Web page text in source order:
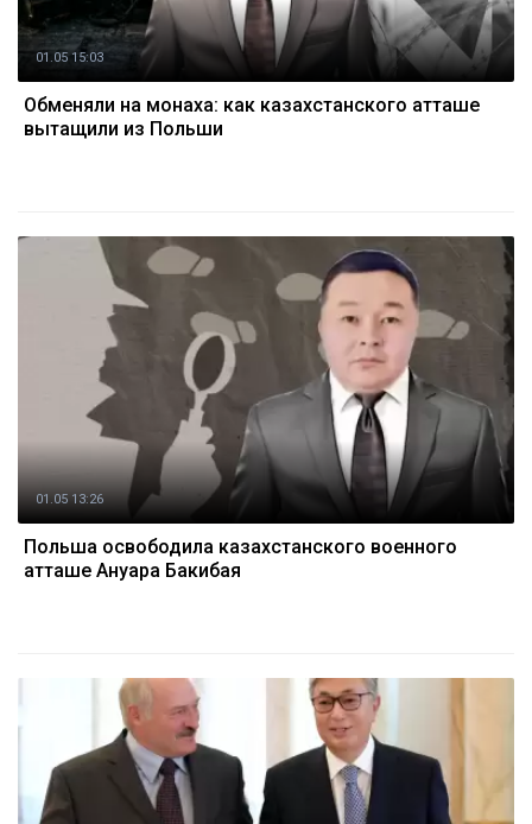
01.05 15:03
Обменяли на монаха: как казахстанского атташе
вытащили из Польши
01.05 13:26
Польша освободила казахстанского военного
атташе Ануара Бакибая